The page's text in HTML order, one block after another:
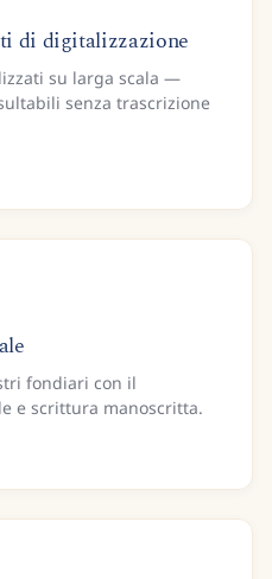
di digitalizzazione
su larga scala —
senza trascrizione
fondiari con il
e scrittura manoscritta.